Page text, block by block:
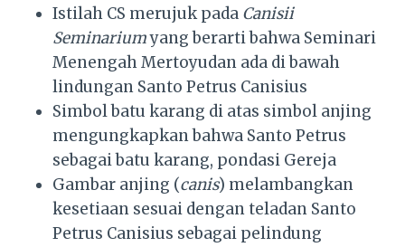
Istilah CS merujuk pada Canisii
Seminariumyang berarti bahwa Seminari
Menengah Mertoyudan ada di bawah
lindungan Santo Petrus Canisius
Simbol batu karang di atas simbol anjing
mengungkapkan bahwa Santo Petrus
sebagai batu karang, pondasi Gereja
Gambar anjing (canis) melambangkan
kesetiaan sesuai dengan teladan Santo
Petrus Canisius sebagai pelindung